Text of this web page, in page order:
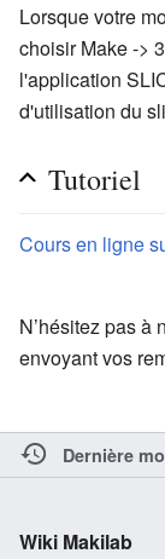
Lorsque votre
choisir Make ->
l'application
d'utilisation du
Tutoriel
Cours en ligne
N’hésitez pas à
envoyant vos
Dernière
Wiki Makilab